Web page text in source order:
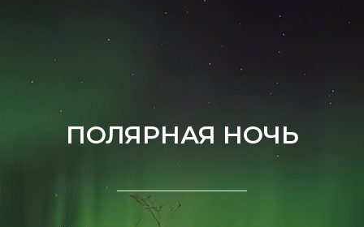
ПОЛЯРНАЯ НОЧЬ